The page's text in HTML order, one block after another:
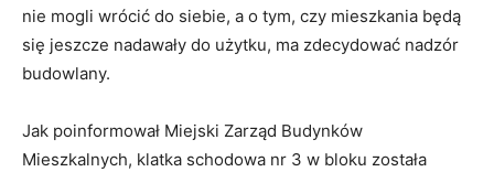
nie mogli wrócić do siebie, a o tym, czy mieszkania będą
się jeszcze nadawały do użytku, ma zdecydować nadzór
budowlany.
Jak poinformował Miejski Zarząd Budynków
Mieszkalnych, klatka schodowa nr 3 w bloku została